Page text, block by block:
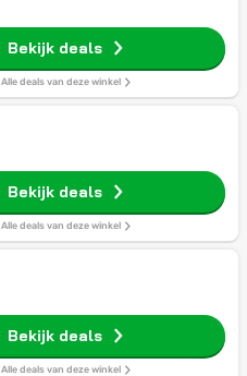
Bekijk deals
Alle deals van deze winkel
Bekijk deals
Alle deals van deze winkel
Bekijk deals
Alle deals van deze winkel